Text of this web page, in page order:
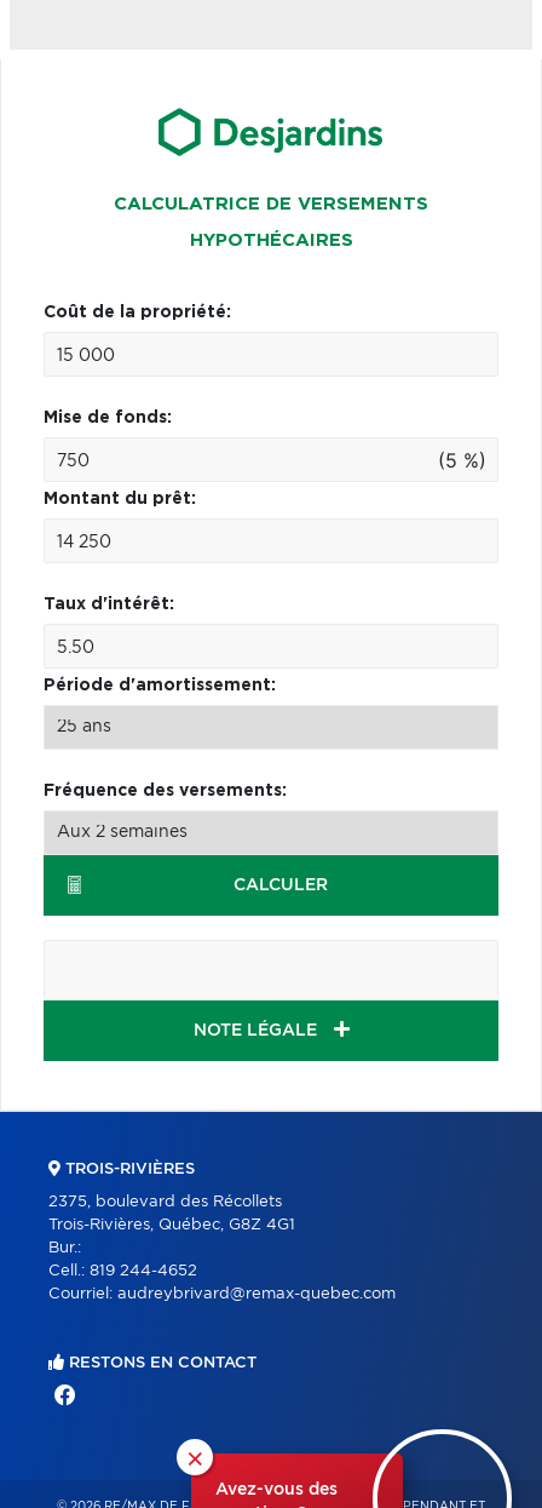
CALCULATRICE DE VERSEMENTS
HYPOTHÉCAIRES
Coût de la propriété:
Mise de fonds:
(5 %)
Montant du prêt:
Taux d'intérêt:
Période d'amortissement:
Fréquence des versements:
CALCULER
NOTE LÉGALE
×
Avez-vous des
TROIS-RIVIÈRES
2375, boulevard des Récollets
Trois-Rivières, Québec, G8Z 4G1
Bur.:
Cell.: 819 244-4652
Courriel: audreybrivard@remax-quebec.com
RESTONS EN CONTACT